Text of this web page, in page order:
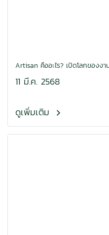
Artisan คืออะไร? เปิดโลกของ
11 มี.ค. 2568
ดูเพิ่มเติม